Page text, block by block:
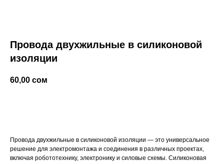
Провода двухжильные в силиконовой
изоляции
60,00 сом
Провода двухжильные в силиконовой изоляции — это универсальное
решение для электромонтажа и соединения в различных проектах,
включая робототехнику, электронику и силовые схемы. Силиконовая